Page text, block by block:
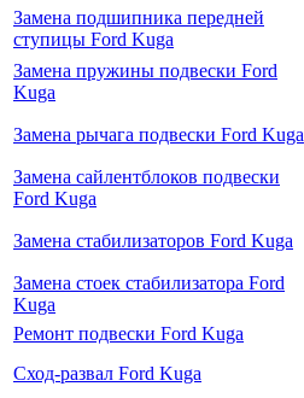
Замена подшипника передней
ступицы Ford Kuga
Замена пружины подвески Ford
Kuga
Замена рычага подвески Ford Kuga
Замена сайлентблоков подвески
Ford Kuga
Замена стабилизаторов Ford Kuga
Замена стоек стабилизатора Ford
Kuga
Ремонт подвески Ford Kuga
Сход-развал Ford Kuga